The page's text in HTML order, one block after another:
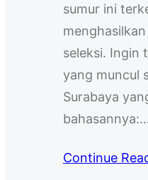
sumur ini
seleksi. Ingin
yang muncul
Surabaya
Continue